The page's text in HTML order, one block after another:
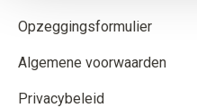
Opzeggingsformulier
Algemene voorwaarden
Privacybeleid